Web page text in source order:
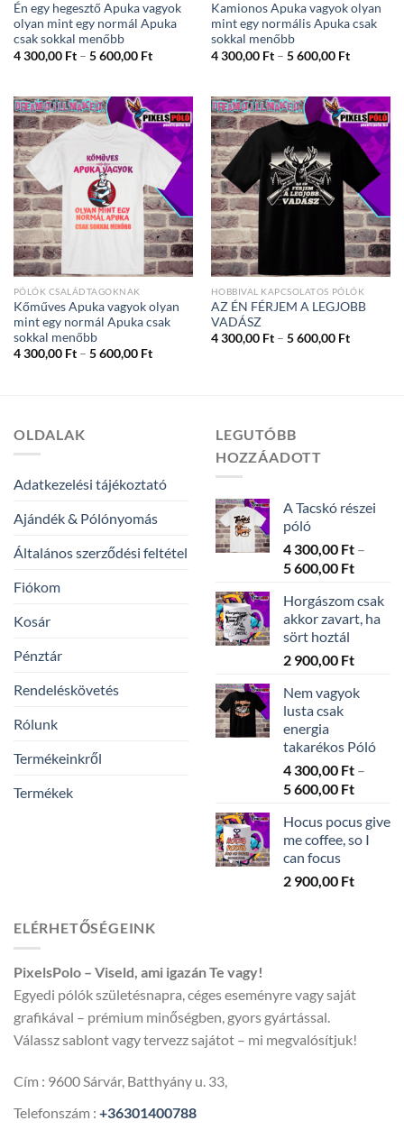
Én egy hegesztő Apuka vagyok
olyan mint egy normál Apuka
csak sokkal menőbb
4 300,00 Ft – 5 600,00 FtÁrtartomány:
5
600,00 Ft
Kamionos Apuka vagyok olyan
mint egy normális Apuka csak
sokkal menőbb
4 300,00 Ft – 5 600,00 Ft
5
600,00 Ft
PÓLÓK CSALÁDTAGOKNAK
Kőműves Apuka vagyok olyan
mint egy normál Apuka csak
sokkal menőbb
4 300,00 Ft – 5 600,00 FtÁrtartomány:
HOBBIVAL KAPCSOLATOS PÓLÓK
AZ ÉN FÉRJEM A LEGJOBB
VADÁSZ
4 300,00 Ft – 5 600,00 Ft
OLDALAK
Adatkezelési tájékoztató
Ajándék & Pólónyomás
Általános szerződési feltétel
Fiókom
Kosár
Pénztár
Rendeléskövetés
Rólunk
Termékeinkről
Termékek
LEGUTÓBB
HOZZÁADOTT
A Tacskó részei
póló
4 300,00 Ft –
5 600,00 Ft
300,00
-
600,00
Horgászom csak
akkor zavart, ha
sört hoztál
2 900,00 Ft
Nem vagyok
lusta csak
energia
takarékos Póló
4 300,00 Ft –
5 600,00 Ft
300,00
-
600,00
Hocus pocus give
me coffee, so I
can focus
2 900,00 Ft
ELÉRHETŐSÉGEINK
PixelsPolo – Viseld, ami igazán Te vagy!
Egyedi pólók születésnapra, céges eseményre vagy saját
grafikával – prémium minőségben, gyors gyártással.
Válassz sablont vagy tervezz sajátot – mi megvalósítjuk!
Cím : 9600 Sárvár, Batthyány u. 33,
Telefonszám : +36301400788